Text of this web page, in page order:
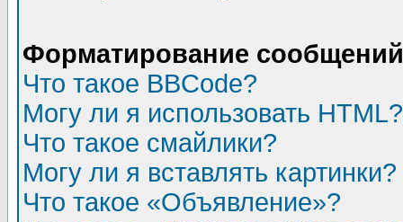
Форматирование
Что такое BBCode?
Могу ли я использовать HTML?
Что такое смайлики?
Могу ли я вставлять картинки?
Что такое «Объявление»?